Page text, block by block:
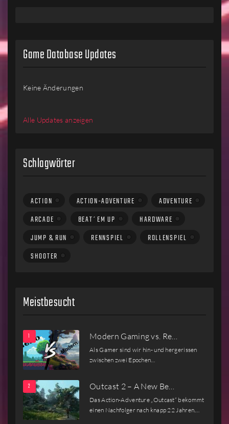
Game Database Updates
Keine Änderungen
Alle Updates anzeigen
Schlagwörter
ACTION ACTION-ADVENTURE
ADVENTURE
ARCADE
BEAT´EM UP
HARDWARE
JUMP & RUN
RENNSPIEL
ROLLENSPIEL
SHOOTER
Meistbesucht
Modern Gaming vs. Re…
Als Gamer sind wir hin- und hergerissen
zwischen zwei Epochen…
Outcast 2 – A New Be…
Das Action-Adventure „Outcast“ bekommt
einen Nachfolger nach knapp 22 Jahren.…